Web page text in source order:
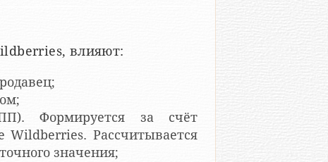
влияют:
Формируется за счёт
Wildberries. Рассчитывается
значения;